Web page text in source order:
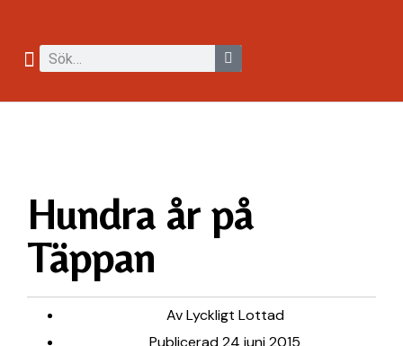
Hundra år på
Täppan
AvLyckligt Lottad
Publicerad24 juni 2015